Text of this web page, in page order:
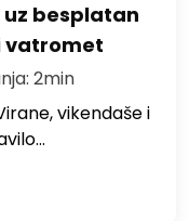
besplatan
vatromet
2min
vikendaše i